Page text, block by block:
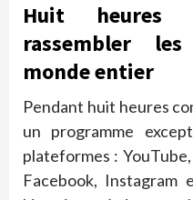
Huit
rassembler
monde entier
Pendant huit heures
un programme
plateformes :
Facebook, Instagram